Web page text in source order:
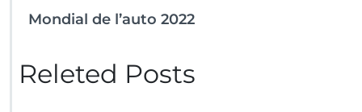
Mondial de l’auto 2022
Releted Posts